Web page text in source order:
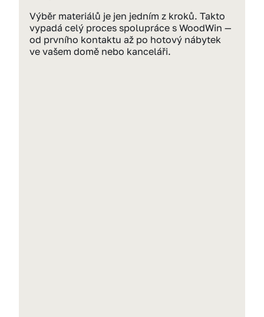
Výběr materiálů je jen jedním z kroků. Takto
vypadá celý proces spolupráce s WoodWin —
od prvního kontaktu až po hotový nábytek
ve vašem domě nebo kanceláři.